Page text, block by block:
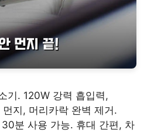
기. 120W 강력 흡입력,
지, 머리카락 완벽 제거.
분 사용 가능. 휴대 간편, 차